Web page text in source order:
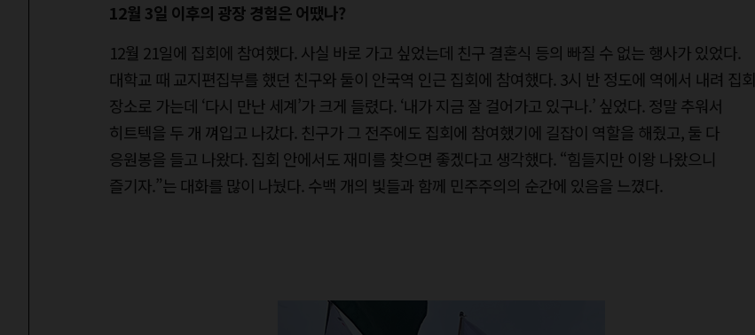
12월 3일 이후의 광장 경험은 어땠나?
12월 21일에 집회에 참여했다. 사실 바로 가고 싶었는데 친구 결혼식 등의 빠질 수 없는 행사가 있었다.
대학교 때 교지편집부를 했던 친구와 둘이 안국역 인근 집회에 참여했다. 3시 반 정도에 역에서 내려 집회
장소로 가는데 ‘다시 만난 세계’가 크게 들렸다. ‘내가 지금 잘 걸어가고 있구나.’ 싶었다. 정말 추워서
히트텍을 두 개 껴입고 나갔다. 친구가 그 전주에도 집회에 참여했기에 길잡이 역할을 해줬고, 둘 다
응원봉을 들고 나왔다. 집회 안에서도 재미를 찾으면 좋겠다고 생각했다. “힘들지만 이왕 나왔으니
즐기자.”는 대화를 많이 나눴다. 수백 개의 빛들과 함께 민주주의의 순간에 있음을 느꼈다.